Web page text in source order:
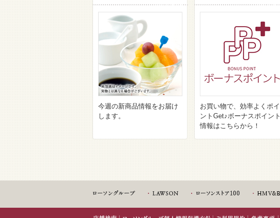
今週の新商品情報をお届け
します。
お買い物で、効率よくポイ
ントGet♪ボーナスポイント
情報はこちらから！